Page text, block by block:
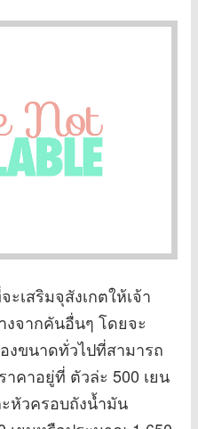
เสริมจุสังเกตให้เจ้า
งจากคันอื่นๆ โดยจะ
งขนาดทั่วไปที่สามารถ
คาอยู่ที่ ตัวล่ะ 500 เยน
หัวครอบถังน้ำมัน